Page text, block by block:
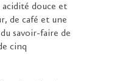
douce et
de café et une
savoir-faire de
cinq